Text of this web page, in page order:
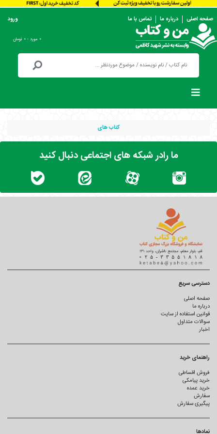
صفحه اصلی درباره ما تماس با ما ورود
۰ مورد - ۰ تومان
کتاب های
ما رادر شبکه های اجتماعی دنبال کنید
دسترسی سریع
صفحه اصلی
درباره ما
قوانین استفاده از سایت
سوالات متداول
اخبار
راهنمای خرید
فروش اقساطی
خرید پیامکی
خرید عمده
سفارش
پیگیری سفارش
نمادها